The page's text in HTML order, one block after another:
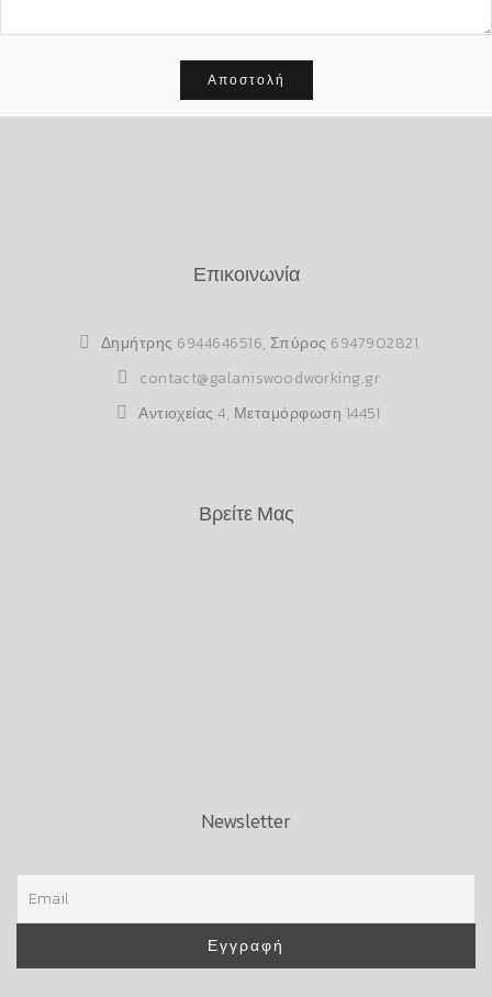
Επικοινωνία
Δημήτρης 6944646516, Σπύρος 6947902821
contact@galaniswoodworking.gr
Αντιοχείας 4, Μεταμόρφωση 14451
Βρείτε Μας
Newsletter